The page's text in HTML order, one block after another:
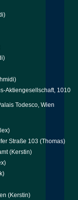
Aktiengesellschaft, 1010
Todesco, Wien
Straße 103 (Thomas)
(Kerstin)
(Kerstin)